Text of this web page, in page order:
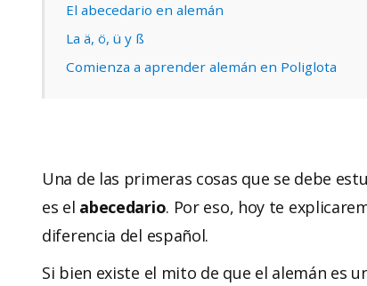
El abecedario en alemán
La ä, ö, ü y ß
Comienza a aprender alemán en Poliglota
Una de las primeras cosas que se debe
es el abecedario. Por eso, hoy te
diferencia del español.
Si bien existe el mito de que el alemán es